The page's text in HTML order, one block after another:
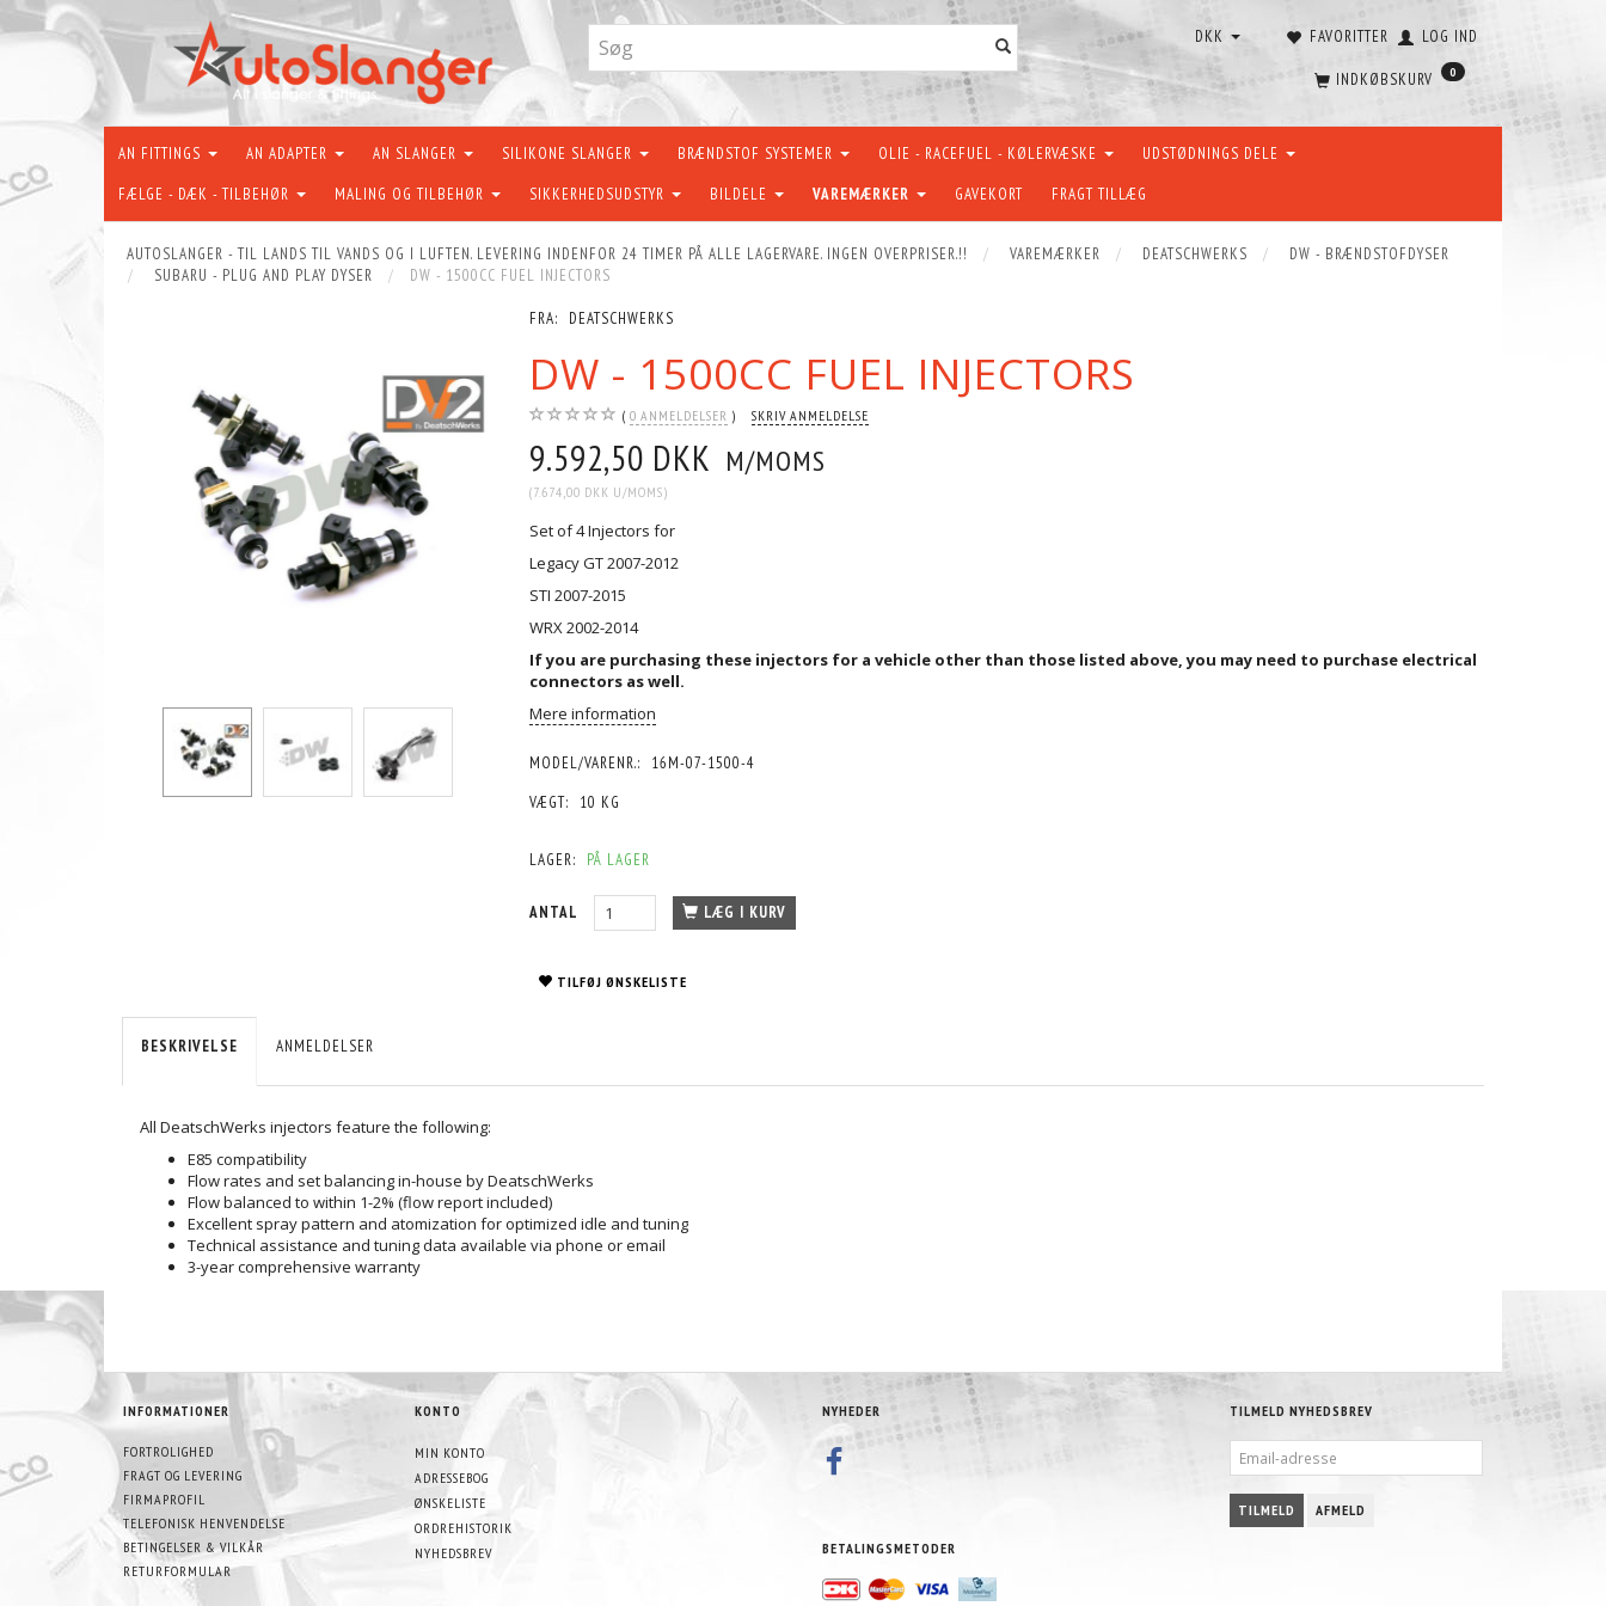
FAVORITTER LOG IND
DKK
INDKØBSKURV 0
AN FITTINGS AN ADAPTER AN SLANGER SILIKONE SLANGER BRÆNDSTOF SYSTEMER OLIE - RACEFUEL - KØLERVÆSKE UDSTØDNINGS DELE
FÆLGE - DÆK - TILBEHØR MALING OG TILBEHØR SIKKERHEDSUDSTYR BILDELE VAREMÆRKER GAVEKORT FRAGT TILLÆG
AUTOSLANGER - TIL LANDS TIL VANDS OG I LUFTEN. LEVERING INDENFOR 24 TIMER PÅ ALLE LAGERVARE. INGEN OVERPRISER.!! VAREMÆRKER DEATSCHWERKS
DW - BRÆNDSTOFDYSER
SUBARU - PLUG AND PLAY DYSER
DW - 1500CC FUEL INJECTORS
FRA: DEATSCHWERKS
DW - 1500CC FUEL INJECTORS
0 ANMELDELSER SKRIV ANMELDELSE
9.592,50 DKK M/MOMS
(7.674,00 DKK U/MOMS)
Set of 4 Injectors for
Legacy GT 2007-2012
STI 2007-2015
WRX 2002-2014
If you are purchasing these injectors for a vehicle other than those listed above, you may need to purchase electrical
connectors as well.
Mere information
MODEL/VARENR.:
16M-07-1500-4
VÆGT:
10 KG
LAGER: PÅ LAGER
ANTAL LÆG I KURV
TILFØJ ØNSKELISTE
BESKRIVELSE ANMELDELSER
All DeatschWerks injectors feature the following:
E85 compatibility
Flow rates and set balancing in-house by DeatschWerks
Flow balanced to within 1-2% (flow report included)
Excellent spray pattern and atomization for optimized idle and tuning
Technical assistance and tuning data available via phone or email
3-year comprehensive warranty
INFORMATIONER
FORTROLIGHED
FRAGT OG LEVERING
FIRMAPROFIL
TELEFONISK HENVENDELSE
BETINGELSER & VILKÅR
RETURFORMULAR
KONTO
MIN KONTO
ADRESSEBOG
ØNSKELISTE
ORDREHISTORIK
NYHEDSBREV
NYHEDER
BETALINGSMETODER
TILMELD NYHEDSBREV
ADRESSE
TILMELD AFMELD